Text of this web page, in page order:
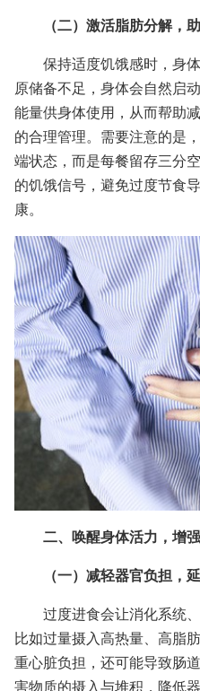
（二）激活脂肪分解，
保持适度饥饿感时，身
原储备不足，身体会自然启
能量供身体使用，从而帮助
的合理管理。需要注意的是
端状态，而是每餐留存三分
的饥饿信号，避免过度节食
康。
二、唤醒身体活力，增
（一）减轻器官负担，
过度进食会让消化系统
比如过量摄入高热量、高脂
重心脏负担，还可能导致肠
害物质的摄入与堆积，降低